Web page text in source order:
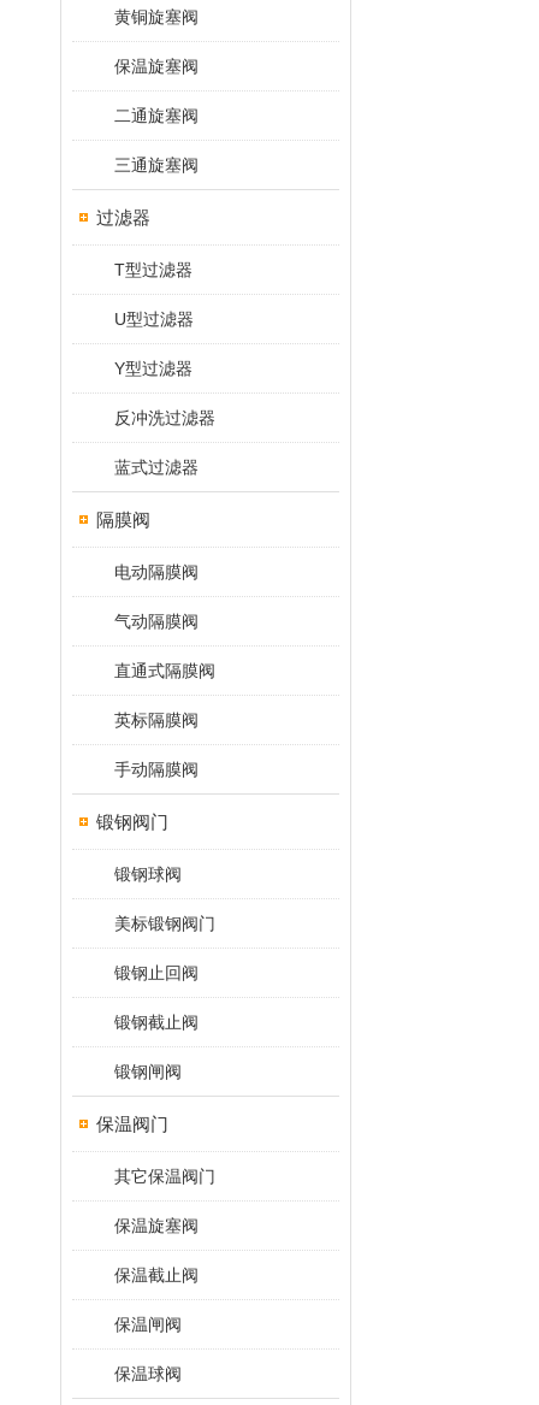
黄铜旋塞阀
保温旋塞阀
二通旋塞阀
三通旋塞阀
过滤器
T型过滤器
U型过滤器
Y型过滤器
反冲洗过滤器
蓝式过滤器
隔膜阀
电动隔膜阀
气动隔膜阀
直通式隔膜阀
英标隔膜阀
手动隔膜阀
锻钢阀门
锻钢球阀
美标锻钢阀门
锻钢止回阀
锻钢截止阀
锻钢闸阀
保温阀门
其它保温阀门
保温旋塞阀
保温截止阀
保温闸阀
保温球阀